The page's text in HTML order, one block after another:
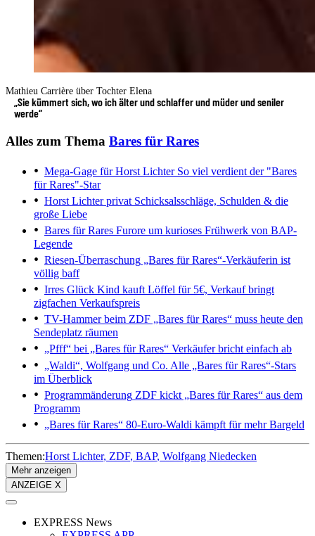
Mathieu Carrière über Tochter Elena
„Sie kümmert sich, wo ich älter und schlaffer und müder und seniler
werde“
Alles zum Thema Bares für Rares
Mega-Gage für Horst LichterSo viel verdient der "Bares
für Rares"-Star
Horst Lichter privat Schicksalsschläge, Schulden & die
große Liebe
Bares für Rares Furore um kurioses Frühwerk von BAP-
Legende
Riesen-Überraschung „Bares für Rares“-Verkäuferin ist
völlig baff
Irres Glück Kind kauft Löffel für 5€, Verkauf bringt
zigfachen Verkaufspreis
TV-Hammer beim ZDF „Bares für Rares“ muss heute den
Sendeplatz räumen
„Pfff“ bei „Bares für Rares“ Verkäufer bricht einfach ab
„Waldi“, Wolfgang und Co. Alle „Bares für Rares“-Stars
im Überblick
Programmänderung ZDF kickt „Bares für Rares“ aus dem
Programm
„Bares für Rares“ 80-Euro-Waldi kämpft für mehr Bargeld
Themen:Horst Lichter ZDF BAP Wolfgang Niedecken
Mehr anzeigen
ANZEIGE X
EXPRESS News